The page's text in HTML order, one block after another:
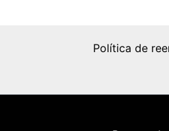
Política de